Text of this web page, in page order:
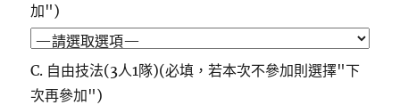
加")
C. 自由技法(3人1隊)(必填，若本次不參加則選擇"下
次再參加")